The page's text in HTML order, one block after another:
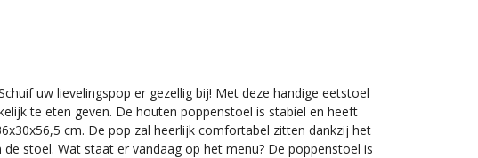
uw lievelingspop er gezellig bij! Met deze handige eetstoel
te eten geven. De houten poppenstoel is stabiel en heeft
cm. De pop zal heerlijk comfortabel zitten dankzij het
stoel. Wat staat er vandaag op het menu? De poppenstoel is